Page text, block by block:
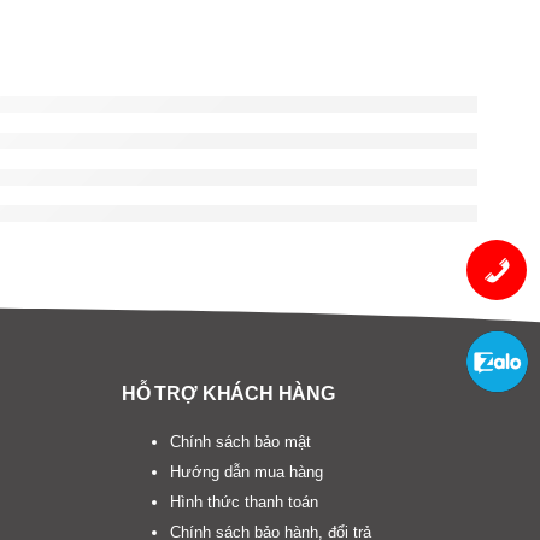
HỖ TRỢ KHÁCH HÀNG
Chính sách bảo mật
Hướng dẫn mua hàng
Hình thức thanh toán
Chính sách bảo hành, đổi trả